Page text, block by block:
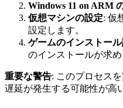
Windows 11 on ARM
仮想マシンの設定: 仮
設定します。
ゲームのインストー
のインストールが求
重要な警告: このプロセス
遅延が発生する可能性が高